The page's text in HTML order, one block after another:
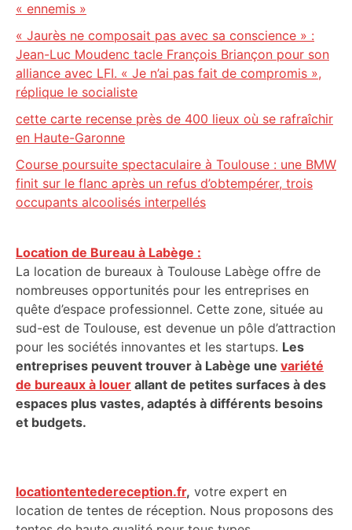
« ennemis »
« Jaurès ne composait pas avec sa conscience » :
Jean-Luc Moudenc tacle François Briançon pour son
alliance avec LFI. « Je n’ai pas fait de compromis »,
réplique le socialiste
cette carte recense près de 400 lieux où se rafraîchir
en Haute-Garonne
Course poursuite spectaculaire à Toulouse : une BMW
finit sur le flanc après un refus d’obtempérer, trois
occupants alcoolisés interpellés
Location de Bureau à Labège :
La location de bureaux à Toulouse Labège offre de
nombreuses opportunités pour les entreprises en
quête d’espace professionnel. Cette zone, située au
sud-est de Toulouse, est devenue un pôle d’attraction
pour les sociétés innovantes et les startups. Les
entreprises peuvent trouver à Labège une variété
de bureaux à louer allant de petites surfaces à des
espaces plus vastes, adaptés à différents besoins
et budgets.
locationtentedereception.fr, votre expert en
location de tentes de réception. Nous proposons des